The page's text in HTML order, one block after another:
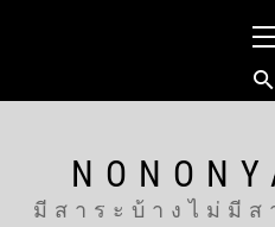
มีสาระบ้างไม่มี